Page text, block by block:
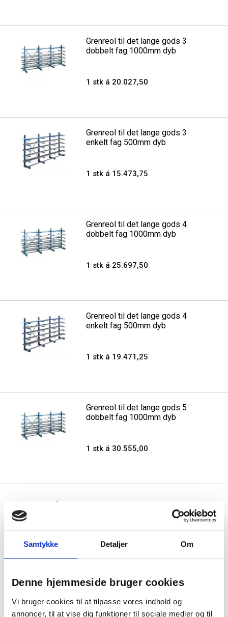
Samtykke Detaljer Om
Denne hjemmeside bruger cookies
Vi bruger cookies til at tilpasse vores indhold og
annoncer, til at vise dig funktioner til sociale medier og til
Grenreol til det lange gods 3
dobbelt fag 1000mm dyb
1 stk á 20.027,50
Grenreol til det lange gods 3
enkelt fag 500mm dyb
1 stk á 15.473,75
Grenreol til det lange gods 4
dobbelt fag 1000mm dyb
1 stk á 25.697,50
Grenreol til det lange gods 4
enkelt fag 500mm dyb
1 stk á 19.471,25
Grenreol til det lange gods 5
dobbelt fag 1000mm dyb
1 stk á 30.555,00
industri,
1